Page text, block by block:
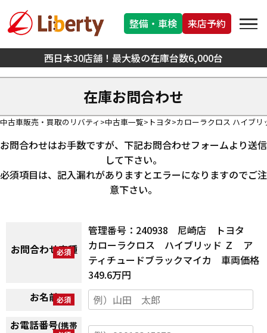
西日本30店舗！最大級の在庫台数6,000台
整備・車検 来店予約
在庫お問合わせ
中古車販売・買取のリバティ 中古車一覧 トヨタ カローラクロス ハイブリ
お問合わせはお手数ですが、下記お問合わせフォームより送信
して下さい。
必須項目は、記入漏れがありますとエラーになりますのでご注
意下さい。
お問合わせ車種
管理番号：240938 尼崎店 トヨタ
カローラクロス ハイブリッド Ｚ ア
ティチュードブラックマイカ 車両価格
349.6万円
お名前
お電話番号(携帯